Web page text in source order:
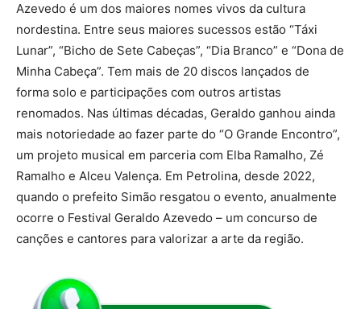
Azevedo é um dos maiores nomes vivos da cultura
nordestina. Entre seus maiores sucessos estão “Táxi
Lunar”, “Bicho de Sete Cabeças”, “Dia Branco” e “Dona de
Minha Cabeça”. Tem mais de 20 discos lançados de
forma solo e participações com outros artistas
renomados. Nas últimas décadas, Geraldo ganhou ainda
mais notoriedade ao fazer parte do “O Grande Encontro”,
um projeto musical em parceria com Elba Ramalho, Zé
Ramalho e Alceu Valença. Em Petrolina, desde 2022,
quando o prefeito Simão resgatou o evento, anualmente
ocorre o Festival Geraldo Azevedo – um concurso de
canções e cantores para valorizar a arte da região.